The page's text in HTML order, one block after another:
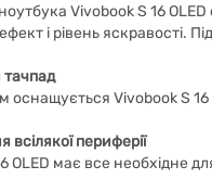
Vivobook S 16
і рівень яскравості.
оснащується Vivobook S
всілякої периферії
OLED має все необхідне